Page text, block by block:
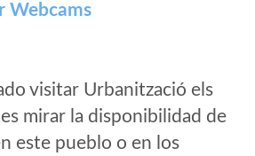
Webcams
visitar Urbanització els
mirar la disponibilidad de
este pueblo o en los